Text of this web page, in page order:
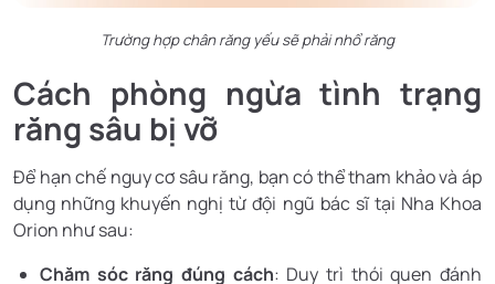
Trường hợp chân răng yếu sẽ phải nhổ răng
Cách phòng ngừa tình trạng
răng sâu bị vỡ
Để hạn chế nguy cơ sâu răng, bạn có thể tham khảo và áp
dụng những khuyến nghị từ đội ngũ bác sĩ tại Nha Khoa
Orion như sau:
Chăm sóc răng đúng cách: Duy trì thói quen đánh